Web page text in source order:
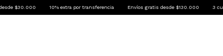
$30.000 10% extra por transferencia Envíos gratis desde $130.000 3